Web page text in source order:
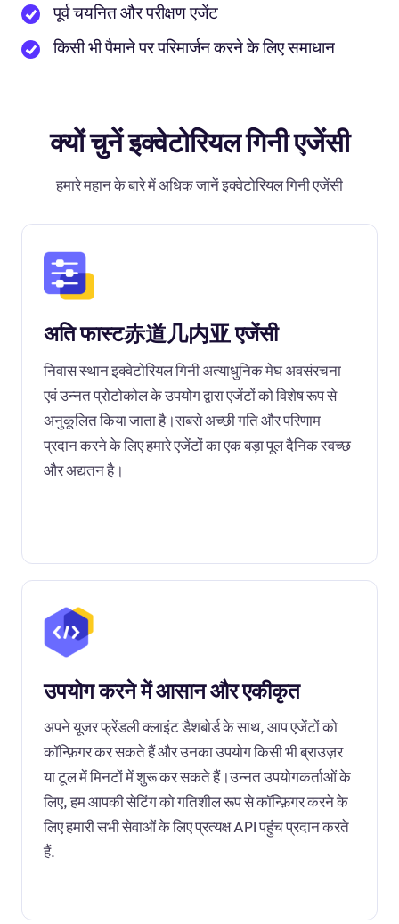
पूर्व चयनित और परीक्षण एजेंट
किसी भी पैमाने पर परिमार्जन करने के लिए समाधान
क्यों चुनें इक्वेटोरियल गिनी एजेंसी
हमारे महान के बारे में अधिक जानें इक्वेटोरियल गिनी एजेंसी
अति फास्ट赤道几内亚 एजेंसी
निवास स्थान इक्वेटोरियल गिनी अत्याधुनिक मेघ अवसंरचना
एवं उन्नत प्रोटोकोल के उपयोग द्वारा एजेंटों को विशेष रूप से
अनुकूलित किया जाता है।सबसे अच्छी गति और परिणाम
प्रदान करने के लिए हमारे एजेंटों का एक बड़ा पूल दैनिक स्वच्छ
और अद्यतन है।
उपयोग करने में आसान और एकीकृत
अपने यूजर फ्रेंडली क्लाइंट डैशबोर्ड के साथ, आप एजेंटों को
कॉन्फ़िगर कर सकते हैं और उनका उपयोग किसी भी ब्राउज़र
या टूल में मिनटों में शुरू कर सकते हैं।उन्नत उपयोगकर्ताओं के
लिए, हम आपकी सेटिंग को गतिशील रूप से कॉन्फ़िगर करने के
लिए हमारी सभी सेवाओं के लिए प्रत्यक्ष API पहुंच प्रदान करते
हैं.